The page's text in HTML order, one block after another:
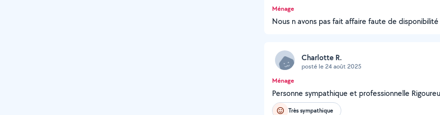
Ménage
Nous n avons pas fait affaire faute de
Charlotte R.
posté le 24 août 2025
Ménage
Personne sympathique et professionnelle
Très sympathique